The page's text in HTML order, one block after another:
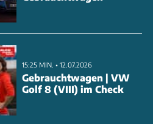
15:25 MIN. • 12.07.2026
Gebrauchtwagen | VW
Golf 8 (VIII) im Check